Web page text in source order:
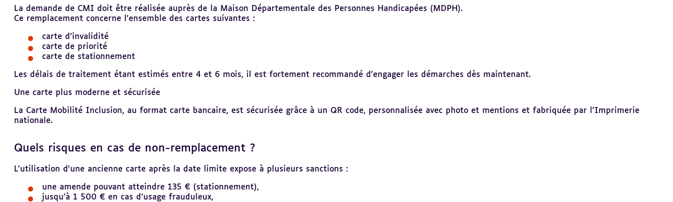
La demande de CMI doit être réalisée auprès de la Maison Départementale des Personnes Handicapées (MDPH).
Ce remplacement concerne l’ensemble des cartes suivantes :
carte d’invalidité
carte de priorité
carte de stationnement
Les délais de traitement étant estimés entre 4 et 6 mois, il est fortement recommandé d’engager les démarches dès maintenant.
Une carte plus moderne et sécurisée
La Carte Mobilité Inclusion, au format carte bancaire, est sécurisée grâce à un QR code, personnalisée avec photo et mentions et fabriquée par l’Imprimerie
nationale.
Quels risques en cas de non-remplacement ?
L’utilisation d’une ancienne carte après la date limite expose à plusieurs sanctions :
une amende pouvant atteindre 135 € (stationnement),
jusqu’à 1 500 € en cas d’usage frauduleux,